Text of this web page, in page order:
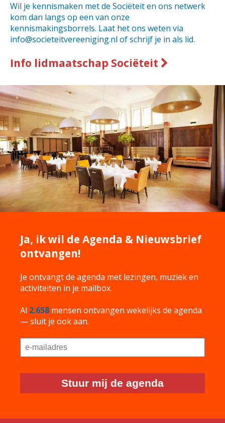
Wil je kennismaken met de Sociëteit en ons netwerk
kom dan langs op een van onze
kennismakingsborrels. Laat het ons weten via
info@societeitvereeniging.nl of schrijf je in als lid.
Info lidmaatschap Sociëteit
Ja, ik wil de Agenda & Nieuwsbrief
ontvangen!
Je ontvangt de agenda met lezingen, muziek en
activiteiten in je mailbox.
Al 2.658 mensen ontvangen wekelijks de agenda
— sluit je ook aan.
Stuur mij de agenda